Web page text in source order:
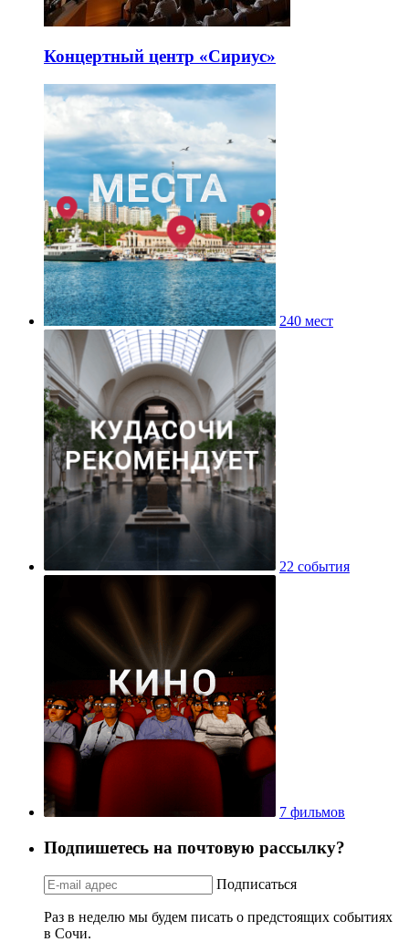
Концертный центр «Сириус»
240 мест
22 события
7 фильмов
Подпишетесь на почтовую рассылку?
Подписаться
Раз в неделю мы будем писать о предстоящих событиях
в Сочи.